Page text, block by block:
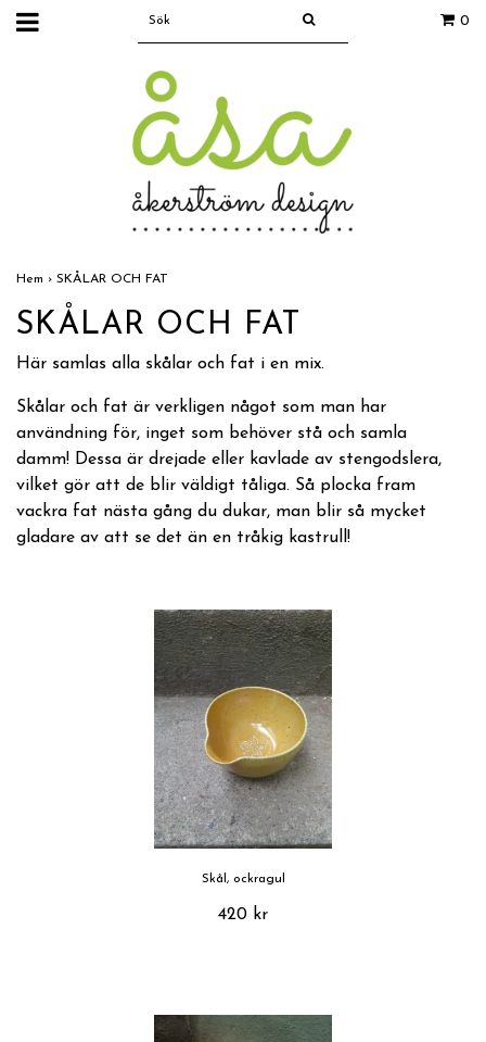
0
Hem › SKÅLAR OCH FAT
SKÅLAR OCH FAT
Här samlas alla skålar och fat i en mix.
Skålar och fat är verkligen något som man har
användning för, inget som behöver stå och samla
damm! Dessa är drejade eller kavlade av stengodslera,
vilket gör att de blir väldigt tåliga. Så plocka fram
vackra fat nästa gång du dukar, man blir så mycket
gladare av att se det än en tråkig kastrull!
Skål, ockragul
420 kr